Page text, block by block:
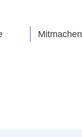
Mitmachen